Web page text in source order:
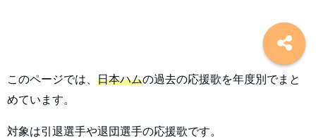
このページでは、 日本ハムの過去の応援歌を年度別でまと
めています。
対象は引退選手や退団選手の応援歌です。